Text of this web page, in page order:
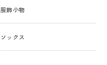
服飾小物
ソックス